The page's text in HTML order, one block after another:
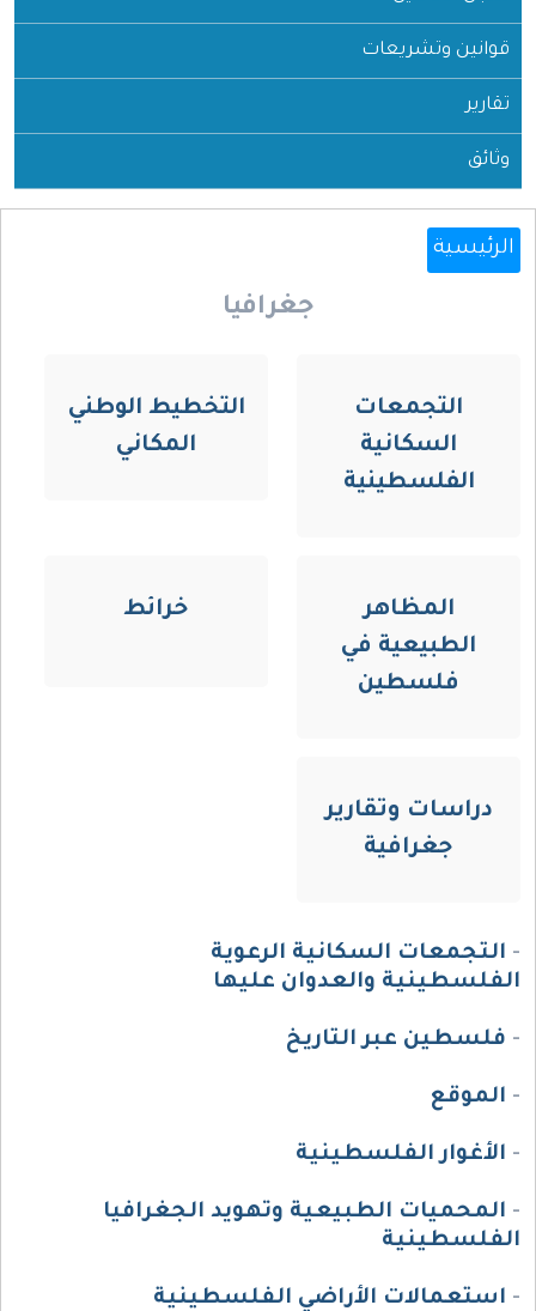
قوانين وتشريعات
تقارير
وثائق
الرئيسية
جغرافيا
التجمعات
السكانية
الفلسطينية
التخطيط الوطني
المكاني
المظاهر
الطبيعية في
فلسطين
خرائط
دراسات وتقارير
جغرافية
- التجمعات السكانية الرعوية
الفلسطينية والعدوان عليها
- فلسطين عبر التاريخ
- الموقع
- الأغوار الفلسطينية
- المحميات الطبيعية وتهويد الجغرافيا
الفلسطينية
- استعمالات الأراضي الفلسطينية